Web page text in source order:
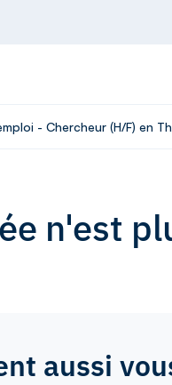
- Chercheur (H/F) en
n'est
aussi